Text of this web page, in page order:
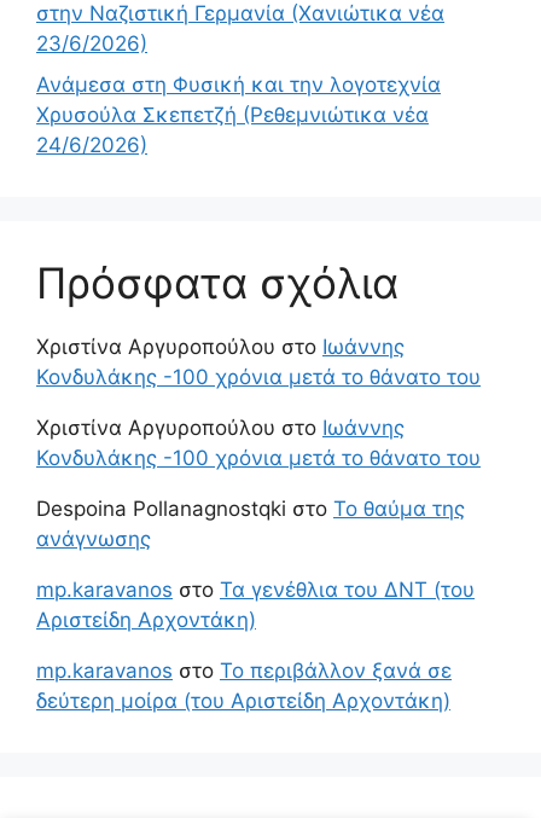
στην Ναζιστική Γερμανία (Χανιώτικα νέα
23/6/2026)
Ανάμεσα στη Φυσική και την λογοτεχνία
Χρυσούλα Σκεπετζή (Ρεθεμνιώτικα νέα
24/6/2026)
Πρόσφατα σχόλια
Χριστίνα Αργυροπούλου στο Ιωάννης
Κονδυλάκης -100 χρόνια μετά το θάνατο του
Χριστίνα Αργυροπούλου στο Ιωάννης
Κονδυλάκης -100 χρόνια μετά το θάνατο του
Despoina Pollanagnostqki στο Το θαύμα της
ανάγνωσης
mp.karavanos στο Τα γενέθλια του ΔΝΤ (του
Αριστείδη Αρχοντάκη)
mp.karavanos στο Το περιβάλλον ξανά σε
δεύτερη μοίρα (του Αριστείδη Αρχοντάκη)